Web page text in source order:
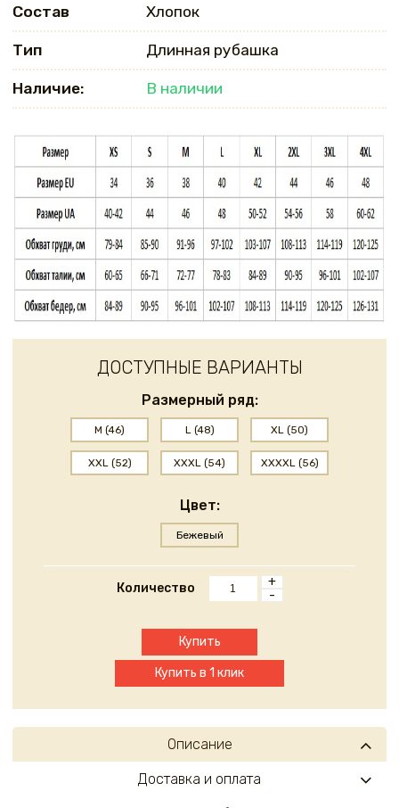
Состав Хлопок
Тип Длинная рубашка
Наличие: В наличии
ДОСТУПНЫЕ ВАРИАНТЫ
Размерный ряд:
M (46) L (48) XL (50)
XXL (52) XXXL (54) XXXXL (56)
Цвет:
Бежевый
Количество
+
-
Купить
Купить в 1 клик
Описание
Доставка и оплата